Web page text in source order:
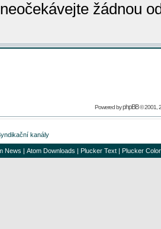
žádnou
Powered byphpBB© 2001,
kanály
News | Atom Downloads | Plucker Text | Plucker Color